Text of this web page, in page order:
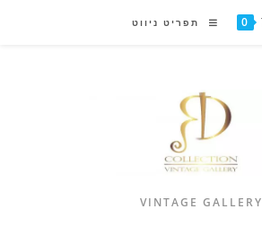
0 תפריט ניווט
VINTAGE GALLERY